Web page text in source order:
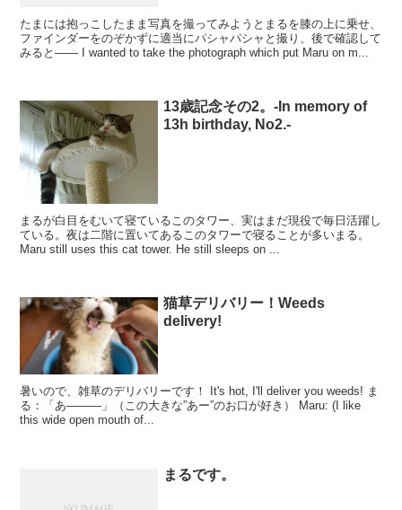
たまには抱っこしたまま写真を撮ってみようとまるを膝の上に乗せ、
ファインダーをのぞかずに適当にパシャパシャと撮り、後で確認して
みると―― I wanted to take the photograph which put Maru on m...
13歳記念その2。-In memory of
13h birthday, No2.-
まるが白目をむいて寝ているこのタワー、実はまだ現役で毎日活躍し
ている。夜は二階に置いてあるこのタワーで寝ることが多いまる。
Maru still uses this cat tower. He still sleeps on ...
猫草デリバリー！Weeds
delivery!
暑いので、雑草のデリバリーです！ It's hot, I'll deliver you weeds! ま
る：「あ―――」（この大きな”あー”のお口が好き） Maru: (I like
this wide open mouth of...
まるです。